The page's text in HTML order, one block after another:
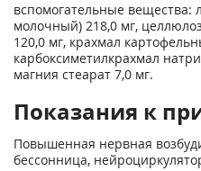
вспомогательные вещества:
молочный) 218,0 мг,
120,0 мг, крахмал
карбоксиметилкрахмал
магния стеарат 7,0 мг.
Показания к
Повышенная нервная
бессонница,